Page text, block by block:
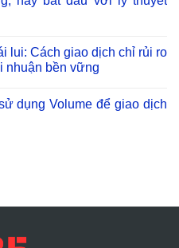
lui: Cách giao dịch chỉ rủi ro
nhuận bền vững
dụng Volume để giao dịch